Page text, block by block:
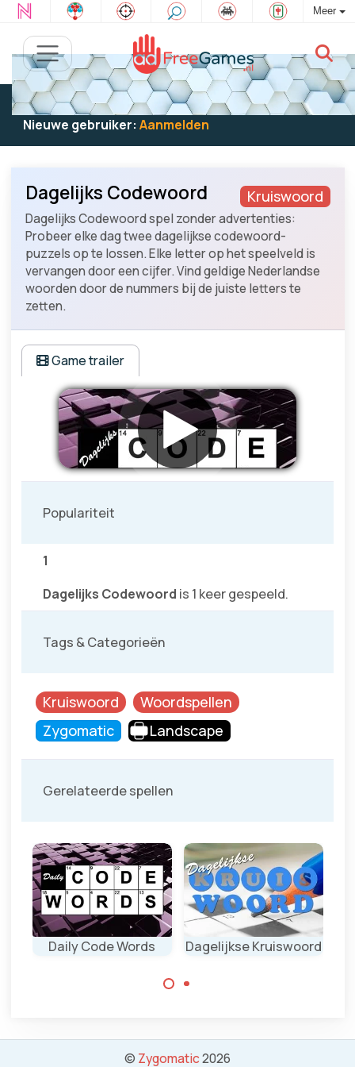
Meer
Bestaande gebruiker: Log in
om te spelen
Nieuwe gebruiker: Aanmelden
Kruiswoord
Dagelijks Codewoord
Dagelijks Codewoord spel zonder advertenties:
Probeer elke dag twee dagelijkse codewoord-
puzzels op te lossen. Elke letter op het speelveld is
vervangen door een cijfer. Vind geldige Nederlandse
woorden door de nummers bij de juiste letters te
zetten.
Game trailer
Populariteit
1
Dagelijks Codewoord is 1 keer gespeeld.
Tags & Categorieën
Kruiswoord
Woordspellen
Zygomatic
Landscape
Gerelateerde spellen
Daily Code Words Dagelijkse Kruiswoord
l om op te lossen.
© Zygomatic2026